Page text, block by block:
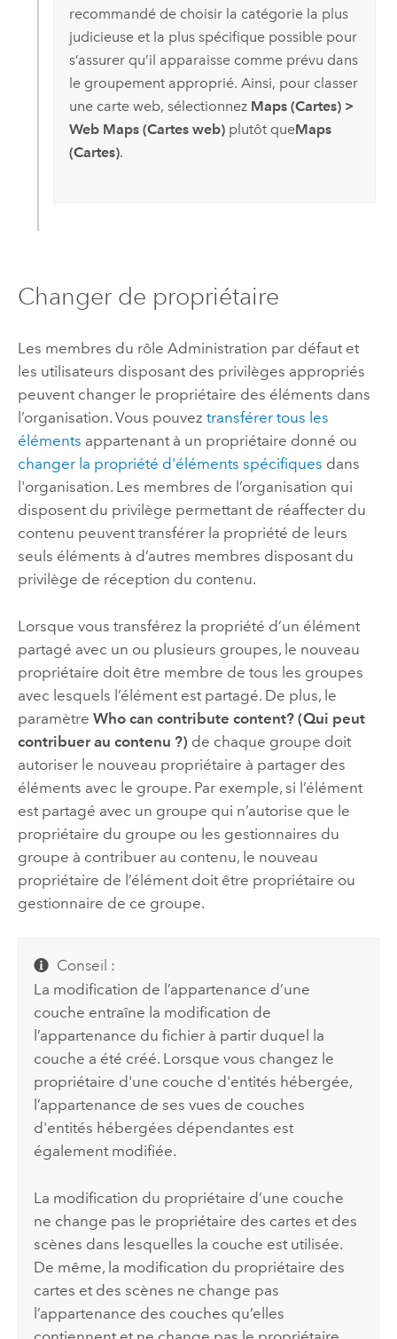
recommandé de choisir la catégorie la plus
judicieuse et la plus spécifique possible pour
s’assurer qu’il apparaisse comme prévu dans
le groupement approprié. Ainsi, pour classer
une carte web, sélectionnez Maps (Cartes) >
Web Maps (Cartes web)plutôt queMaps
(Cartes).
Changer de propriétaire
Les membres du rôle Administration par défaut et
les utilisateurs disposant des privilèges appropriés
peuvent changer le propriétaire des éléments dans
l’organisation. Vous pouvez transférer tous les
éléments appartenant à un propriétaire donné ou
changer la propriété d'éléments spécifiques dans
l'organisation. Les membres de l’organisation qui
disposent du privilège permettant de réaffecter du
contenu peuvent transférer la propriété de leurs
seuls éléments à d’autres membres disposant du
privilège de réception du contenu.
Lorsque vous transférez la propriété d’un élément
partagé avec un ou plusieurs groupes, le nouveau
propriétaire doit être membre de tous les groupes
avec lesquels l’élément est partagé. De plus, le
paramètre Who can contribute content? (Qui peut
contribuer au contenu ?) de chaque groupe doit
autoriser le nouveau propriétaire à partager des
éléments avec le groupe. Par exemple, si l’élément
est partagé avec un groupe qui n’autorise que le
propriétaire du groupe ou les gestionnaires du
groupe à contribuer au contenu, le nouveau
propriétaire de l’élément doit être propriétaire ou
gestionnaire de ce groupe.
Conseil :
La modification de l’appartenance d’une
couche entraîne la modification de
l’appartenance du fichier à partir duquel la
couche a été créé. Lorsque vous changez le
propriétaire d'une couche d'entités hébergée,
l’appartenance de ses vues de couches
d'entités hébergées dépendantes est
également modifiée.
La modification du propriétaire d’une couche
ne change pas le propriétaire des cartes et des
scènes dans lesquelles la couche est utilisée.
De même, la modification du propriétaire des
cartes et des scènes ne change pas
l’appartenance des couches qu’elles